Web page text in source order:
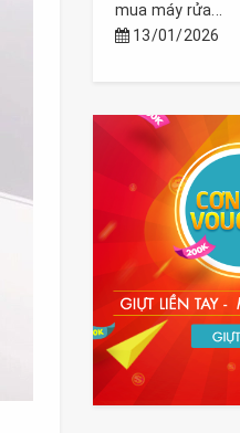
mua máy rửa...
13/01/2026